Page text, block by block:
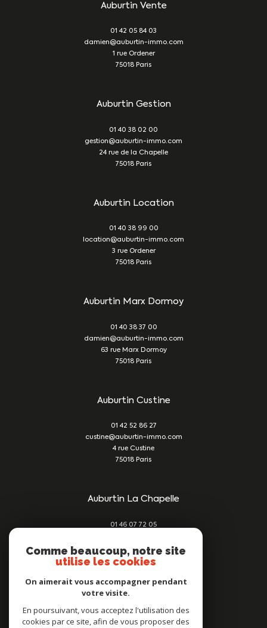
Auburtin Vente
01 42 05 84 03
damien@auburtin-immo.com
1 rue Ordener
75018
Paris
Auburtin Gestion
01 40 38 02 00
gestion@auburtin-immo.com
24 rue de la Chapelle
75018
Paris
Auburtin Location
01 40 38 99 00
location@auburtin-immo.com
3 rue Ordener
75018
Paris
Auburtin Marx Dormoy
01 40 38 37 00
damien@auburtin-immo.com
63 rue Marx Dormoy
75018
Paris
Auburtin Custine
01 42 52 86 27
custine@auburtin-immo.com
4 rue Custine
75018
Paris
Auburtin La Chapelle
01 46 07 72 05
209 rue du Faubourg St Denis
75010 Paris
Nous suivre sur
Comme beaucoup, notre site
utilise les cookies
On aimerait vous accompagner pendant
votre visite.
En poursuivant, vous acceptez l'utilisation des
cookies par ce site, afin de vous proposer des